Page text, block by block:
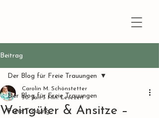
Beitrag
Der Blog für Freie Trauungen
Freie Trauung
Der Blog für Freie Trauungen
Weingüter & Ansitze –
Carolin M. Schönstetter
30. Jan.3 Min. Lesezeit